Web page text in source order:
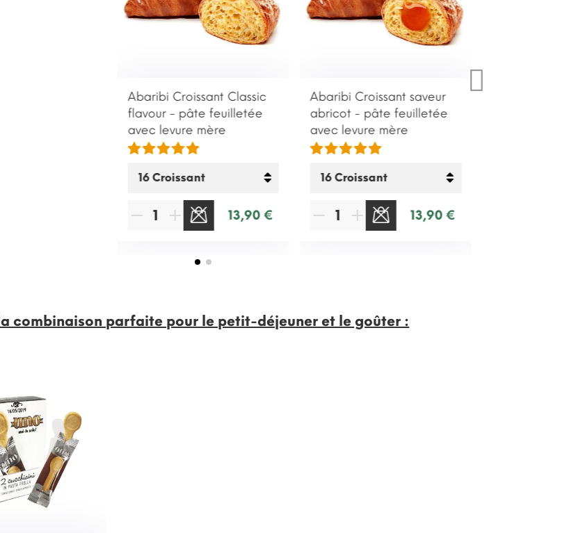
Abaribi Croissant Classic
flavour - pâte feuilletée
avec levure mère
13,90 €
Abaribi Croissant saveur
abricot - pâte feuilletée
avec levure mère
13,90 €
la combinaison parfaite pour le petit-déjeuner et le goûter :